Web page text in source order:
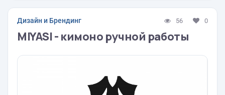
Дизайн и Брендинг 56 0
MIYASI - кимоно ручной работы